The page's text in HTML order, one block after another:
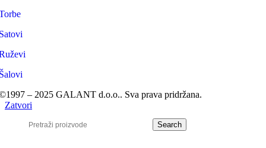
– 2025 GALANT d.o.o.. Sva prava pridržana.
Zatvori
Search